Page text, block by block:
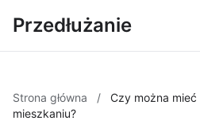
Przedłużanie
Strona główna /
Czy można mieć
mieszkaniu?